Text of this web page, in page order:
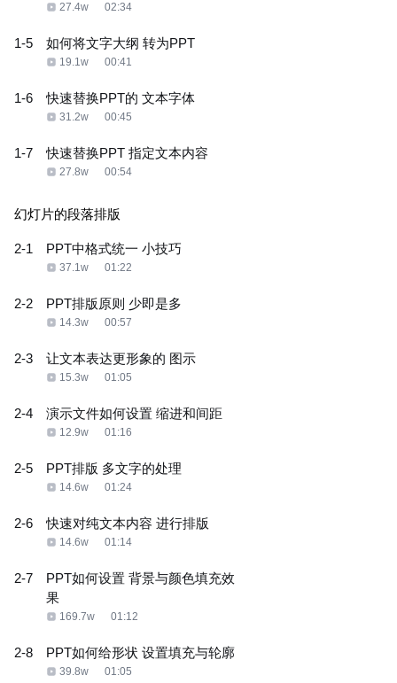
27.4w 02:34
1-5 如何将文字大纲 转为PPT
19.1w 00:41
1-6 快速替换PPT的 文本字体
31.2w 00:45
1-7 快速替换PPT 指定文本内容
27.8w 00:54
幻灯片的段落排版
2-1 PPT中格式统一 小技巧
37.1w 01:22
2-2 PPT排版原则 少即是多
14.3w 00:57
2-3 让文本表达更形象的 图示
15.3w 01:05
2-4 演示文件如何设置 缩进和间距
12.9w 01:16
2-5 PPT排版 多文字的处理
14.6w 01:24
2-6 快速对纯文本内容 进行排版
14.6w 01:14
2-7
PPT如何设置 背景与颜色填充效
果
169.7w 01:12
2-8 PPT如何给形状 设置填充与轮廓
39.8w 01:05